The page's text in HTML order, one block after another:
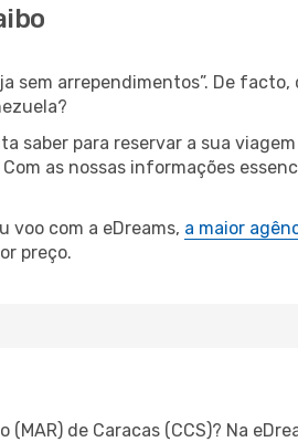
sem arrependimentos”. De
saber para reservar a sua
as nossas informações
voo com a eDreams, a maior
preço.
(MAR) de Caracas (CCS)? Na